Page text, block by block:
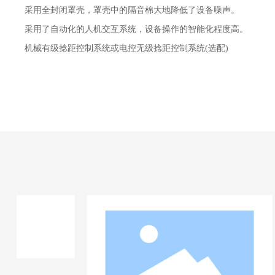
采用全封闭罩壳，罩壳中的隔音棉大地降低了设备噪声。
采用了自动化的人机交互系统，设备操作的智能化程度高 。
机械有级捻距控制系统或电控无级捻距控制系统(选配)